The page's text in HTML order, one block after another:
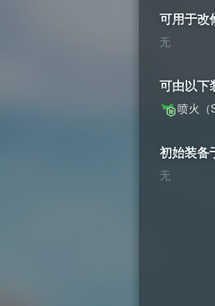
可用于改
无
可由以下
喷火（
初始装备
无